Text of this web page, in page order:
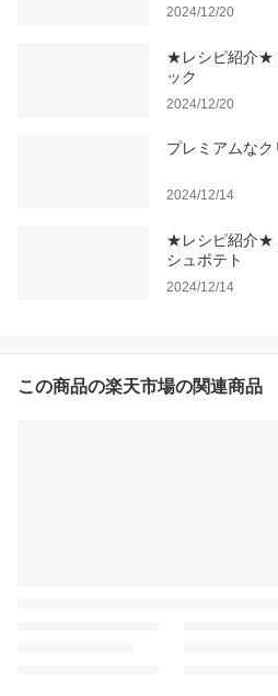
2024/12/20
★レシピ紹介★
ック
2024/12/20
プレミアムな
2024/12/14
★レシピ紹介★
シュポテト
2024/12/14
この商品の楽天市場の関連商品